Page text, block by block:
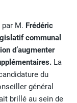
par M. Frédéric
communal
d’augmenter
La
du
général
brillé au sein de